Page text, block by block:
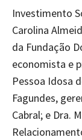
Investimento
Carolina
da Fundação
economista e
Pessoa Idosa
Fagundes,
Cabral; e Dra.